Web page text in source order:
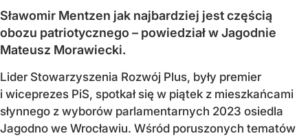
Sławomir Mentzen jak najbardziej jest częścią
obozu patriotycznego – powiedział w Jagodnie
Mateusz Morawiecki.
Lider Stowarzyszenia Rozwój Plus, były premier
i wiceprezes PiS, spotkał się w piątek z mieszkańcami
słynnego z wyborów parlamentarnych 2023 osiedla
Jagodno we Wrocławiu. Wśród poruszonych tematów